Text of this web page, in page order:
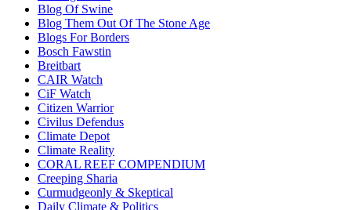
Blog Of Swine
Blog Them Out Of The Stone Age
Blogs For Borders
Bosch Fawstin
Breitbart
CAIR Watch
CiF Watch
Citizen Warrior
Civilus Defendus
Climate Depot
Climate Reality
CORAL REEF COMPENDIUM
Creeping Sharia
Curmudgeonly & Skeptical
Daily Climate & Politics